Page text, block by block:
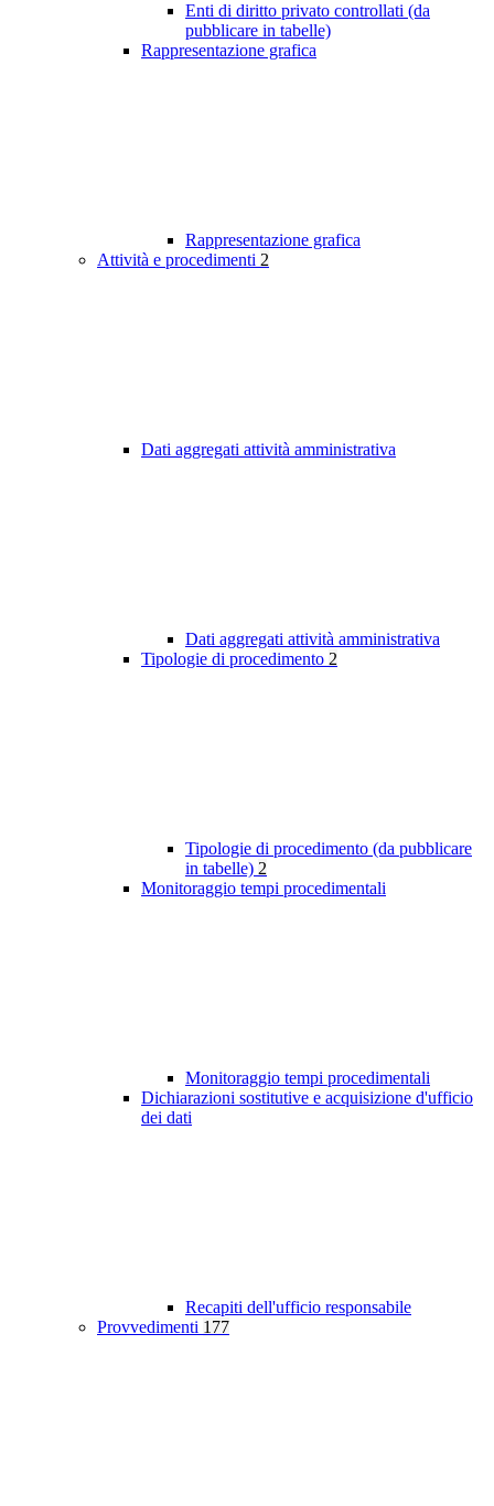
Enti di diritto privato controllati (da
pubblicare in tabelle)
Rappresentazione grafica
Rappresentazione grafica
Attività e procedimenti 2
Dati aggregati attività amministrativa
Dati aggregati attività amministrativa
Tipologie di procedimento 2
Tipologie di procedimento (da pubblicare
in tabelle) 2
Monitoraggio tempi procedimentali
Monitoraggio tempi procedimentali
Dichiarazioni sostitutive e acquisizione d'ufficio
dei dati
Recapiti dell'ufficio responsabile
Provvedimenti 177